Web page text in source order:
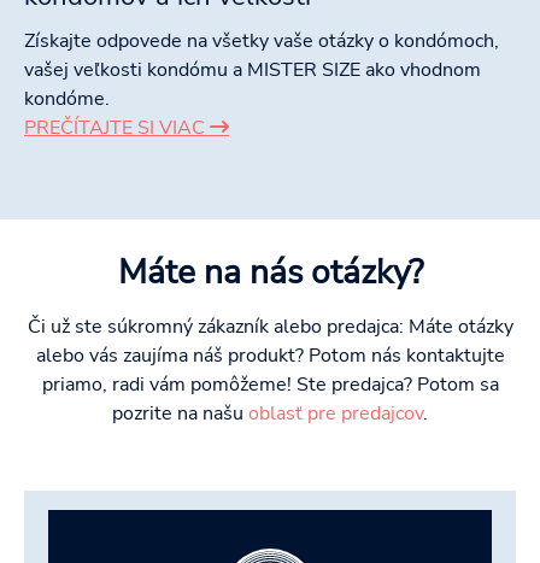
Získajte odpovede na všetky vaše otázky o kondómoch,
vašej veľkosti kondómu a MISTER SIZE ako vhodnom
kondóme.
PREČÍTAJTE SI VIAC
Máte na nás otázky?
Či už ste súkromný zákazník alebo predajca: Máte otázky
alebo vás zaujíma náš produkt? Potom nás kontaktujte
priamo, radi vám pomôžeme! Ste predajca? Potom sa
pozrite na našu oblasť pre predajcov.